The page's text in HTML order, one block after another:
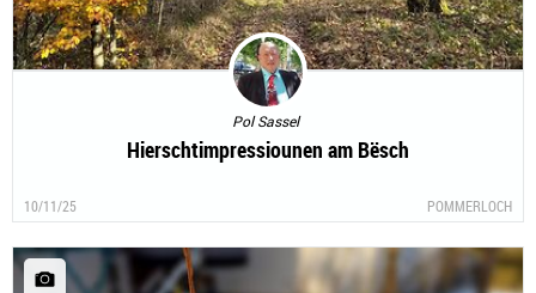
Pol Sassel
Hierschtimpressiounen am Bësch
10/11/25 POMMERLOCH